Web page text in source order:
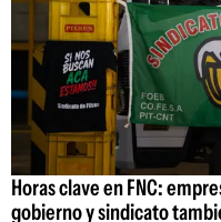
Horas clave en FNC:
gobierno y sindicato